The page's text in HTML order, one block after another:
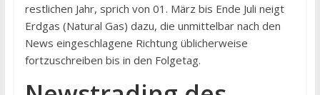
restlichen Jahr, sprich von 01. März bis Ende Juli neigt
Erdgas (Natural Gas) dazu, die unmittelbar nach den
News eingeschlagene Richtung üblicherweise
fortzuschreiben bis in den Folgetag.